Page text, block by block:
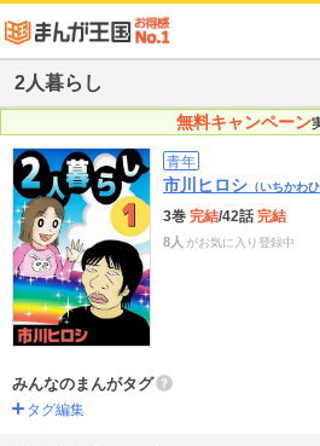
2人暮らし
無料キャンペーン
青年
市川ヒロシ （いちかわ
3巻 完結/42話完結
8人 がお気に入り登録中
みんなのまんがタグ
タグ編集